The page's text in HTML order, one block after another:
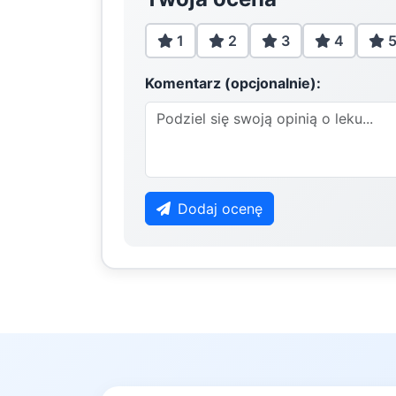
1 2 3 4 5
Komentarz (opcjonalnie):
Dodaj ocenę